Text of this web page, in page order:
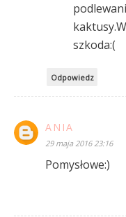
szkoda:(
Odpowiedz
ANIA
29 maja 2016 23:16
Pomysłowe:)